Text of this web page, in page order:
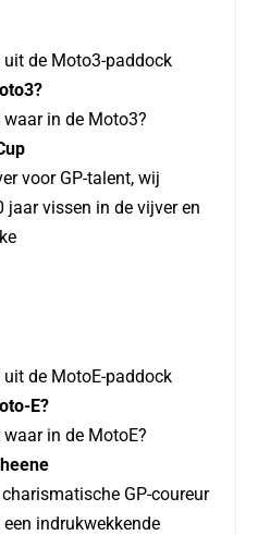
de Moto3-paddock
in de Moto3?
voor GP-talent, wij
jaar vissen in de vijver en
de MotoE-paddock
E?
in de MotoE?
GP-coureur
indrukwekkende